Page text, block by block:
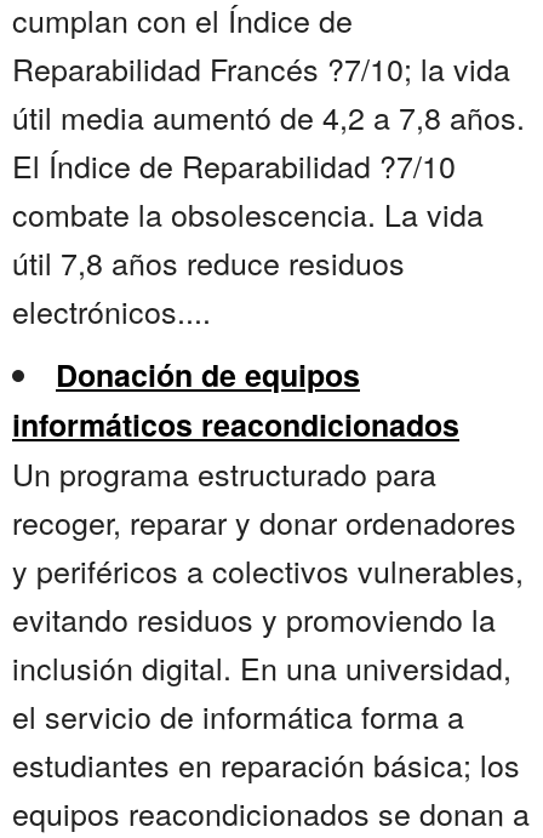
cumplan con el Índice de
Reparabilidad Francés ?7/10; la vida
útil media aumentó de 4,2 a 7,8 años.
El Índice de Reparabilidad ?7/10
combate la obsolescencia. La vida
útil 7,8 años reduce residuos
electrónicos....
Donación de equipos
informáticos reacondicionados
Un programa estructurado para
recoger, reparar y donar ordenadores
y periféricos a colectivos vulnerables,
evitando residuos y promoviendo la
inclusión digital. En una universidad,
el servicio de informática forma a
estudiantes en reparación básica; los
equipos reacondicionados se donan a